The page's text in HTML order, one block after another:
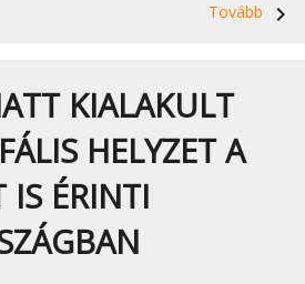
Tovább
navigate_next
KIALAKULT
HELYZET A
IS ÉRINTI